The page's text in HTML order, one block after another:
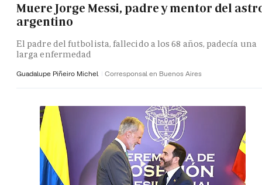
Muere Jorge Messi, padre y mentor del
argentino
El padre del futbolista, fallecido a los 68 años, padecía una
larga enfermedad
Guadalupe Piñeiro Michel Corresponsal en Buenos Aires